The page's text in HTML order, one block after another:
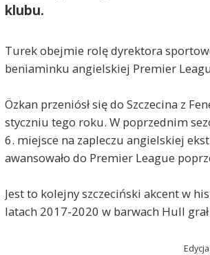
klubu.
Turek obejmie rolę dyrektora
beniaminku angielskiej Premier
Özkan przeniósł się do Szczecina z
styczniu tego roku. W poprzednim
6. miejsce na zapleczu angielskiej
awansowało do Premier League
Jest to kolejny szczeciński akcent w
latach 2017-2020 w barwach Hull